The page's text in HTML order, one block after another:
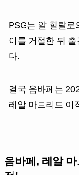
PSG는 알 힐랄로
이를 거절한 뒤
다.
결국 음바페는
레알 마드리드 이
음바페, 레알